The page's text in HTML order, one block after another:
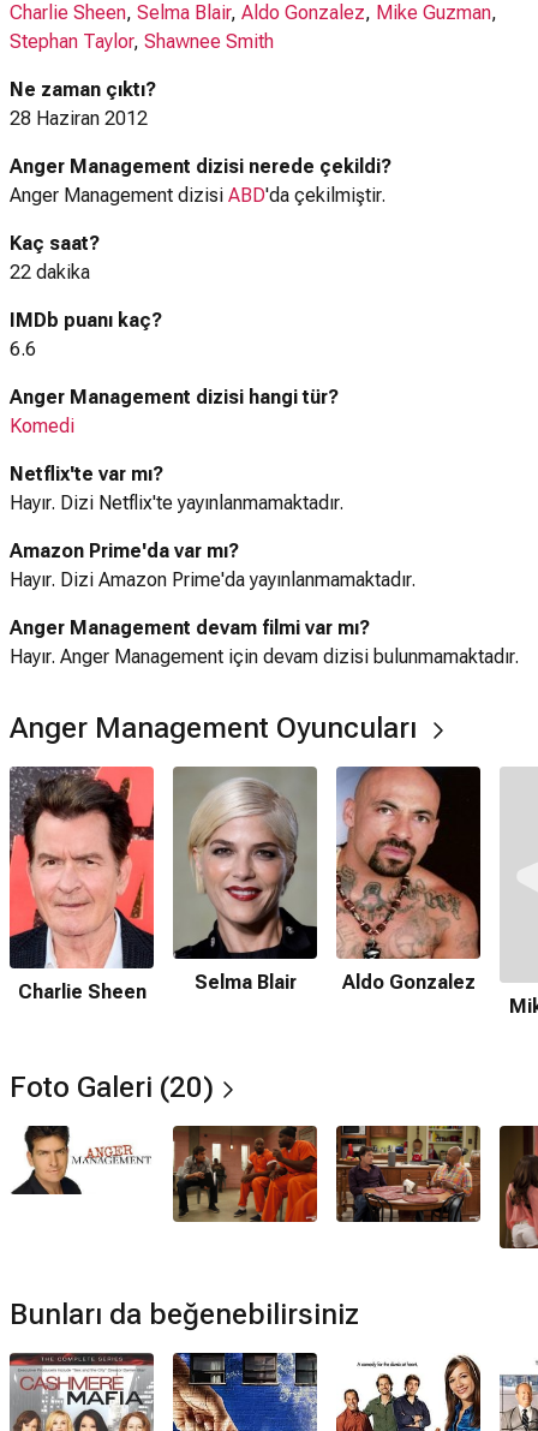
Charlie Sheen, Selma Blair, Aldo Gonzalez, Mike Guzman,
Stephan Taylor, Shawnee Smith
Ne zaman çıktı?
28 Haziran 2012
Anger Management dizisi nerede çekildi?
Anger Management dizisi ABD'da çekilmiştir.
Kaç saat?
22 dakika
IMDb puanı kaç?
6.6
Anger Management dizisi hangi tür?
Komedi
Netflix'te var mı?
Hayır. Dizi Netflix'te yayınlanmamaktadır.
Amazon Prime'da var mı?
Hayır. Dizi Amazon Prime'da yayınlanmamaktadır.
Anger Management devam filmi var mı?
Hayır. Anger Management için devam dizisi bulunmamaktadır.
Anger Management Oyuncuları
Charlie Sheen Selma Blair
Aldo Gonzalez
Foto Galeri (20)
Bunları da beğenebilirsiniz